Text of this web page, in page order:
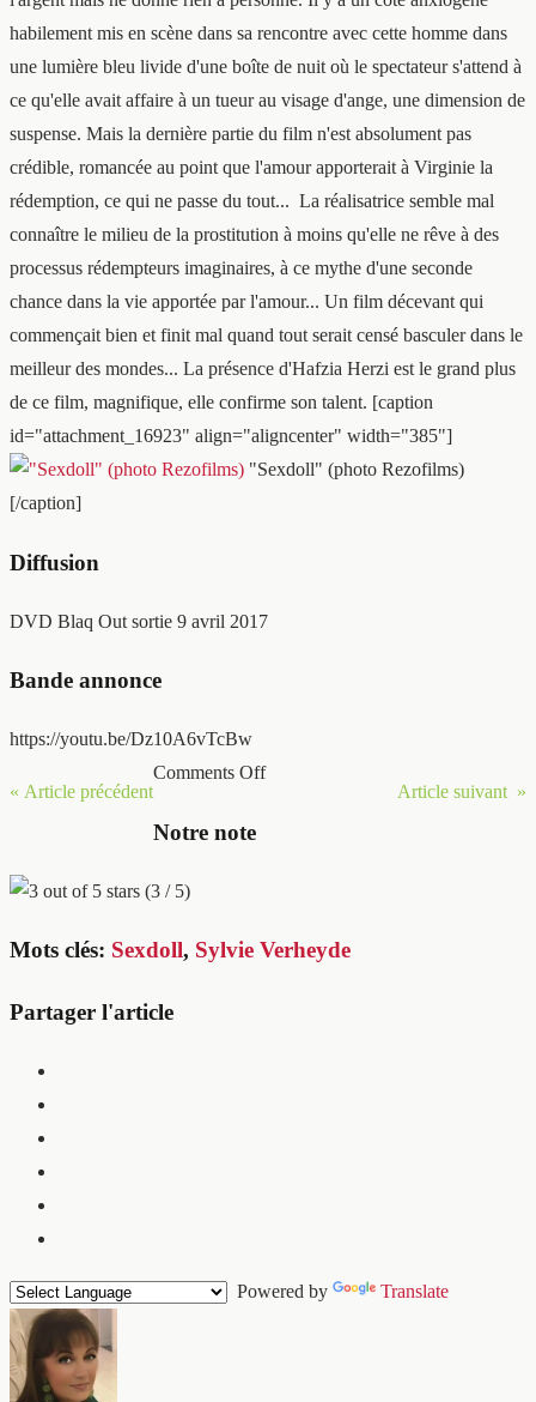
habilement mis en scène dans sa rencontre avec cette homme dans
une lumière bleu livide d'une boîte de nuit où le spectateur s'attend à
ce qu'elle avait affaire à un tueur au visage d'ange, une dimension de
suspense. Mais la dernière partie du film n'est absolument pas
crédible, romancée au point que l'amour apporterait à Virginie la
rédemption, ce qui ne passe du tout... La réalisatrice semble mal
connaître le milieu de la prostitution à moins qu'elle ne rêve à des
processus rédempteurs imaginaires, à ce mythe d'une seconde
chance dans la vie apportée par l'amour... Un film décevant qui
commençait bien et finit mal quand tout serait censé basculer dans le
meilleur des mondes... La présence d'Hafzia Herzi est le grand plus
de ce film, magnifique, elle confirme son talent. [caption
id="attachment_16923" align="aligncenter" width="385"]
"Sexdoll" (photo Rezofilms)
[/caption]
Diffusion
DVD Blaq Out sortie 9 avril 2017
Bande annonce
https://youtu.be/Dz10A6vTcBw
« Article précédent Article suivant »
Comments Off
Notre note
(3 / 5)
Mots clés: Sexdoll, Sylvie Verheyde
Partager l'article
Powered by Translate